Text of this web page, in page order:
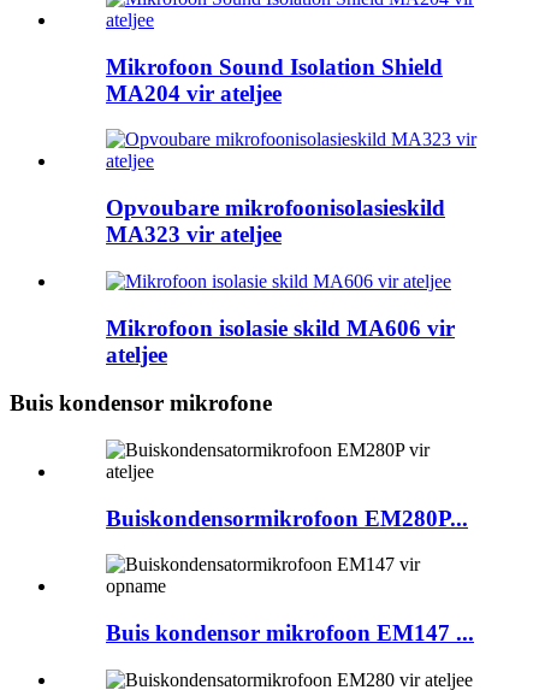
Mikrofoon Sound Isolation Shield
MA204 vir ateljee
Opvoubare mikrofoonisolasieskild
MA323 vir ateljee
Mikrofoon isolasie skild MA606 vir
ateljee
Buis kondensor mikrofone
Buiskondensormikrofoon EM280P...
Buis kondensor mikrofoon EM147 ...